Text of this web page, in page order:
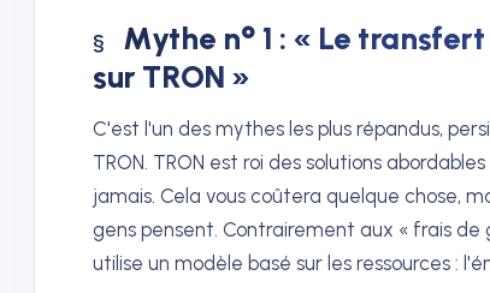
Mythe n° 1 : « Le
sur TRON »
C'est l'un des mythes les plus répandus,
TRON. TRON est roi des solutions
jamais. Cela vous coûtera quelque chose,
gens pensent. Contrairement aux « frais
utilise un modèle basé sur les ressources :